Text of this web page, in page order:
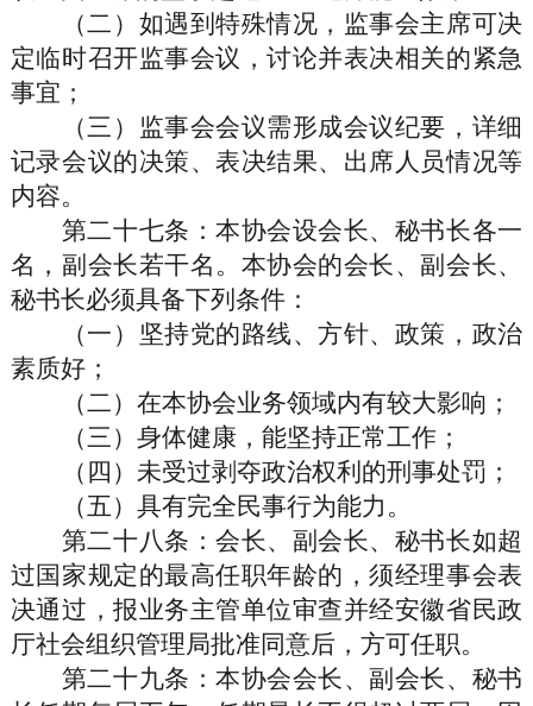
（二）如遇到特殊情况，监事会主席可决
定临时召开监事会议，讨论并表决相关的紧急
事宜；
（三）监事会会议需形成会议纪要，详细
记录会议的决策、表决结果、出席人员情况等
内容。
第二十七条 ：本协会设会长、秘书长各一
名，副会长若干名。本协会的会长、副会长、
秘书长必须具备下列条件：
（一）坚持党的路线、方针、政策，政治
素质好；
（二）在本协会业务领域内有较大影响；
（三）身体健康，能坚持正常工作；
（四）未受过剥夺政治权利的刑事处罚；
（五）具有完全民事行为能力。
第二十八条 ：会长、副会长、秘书长如超
过国家规定的最高任职年龄的，须经理事会表
决通过，报业务主管单位审查并经安徽省民政
厅社会组织管理局批准同意后，方可任职。
第二十九条 ：本协会会长、副会长、秘书